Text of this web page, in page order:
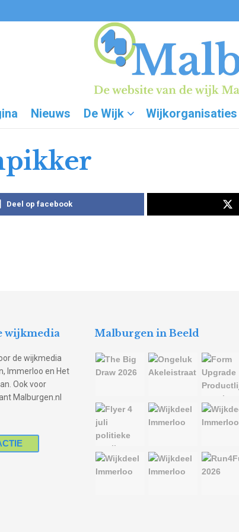
Nieuws De Wijk Wijkorganisaties
Deel op facebook
wijkmedia
de wijkmedia
Immerloo en Het
Ook voor
Malburgen.nl
Malburgen in Beeld